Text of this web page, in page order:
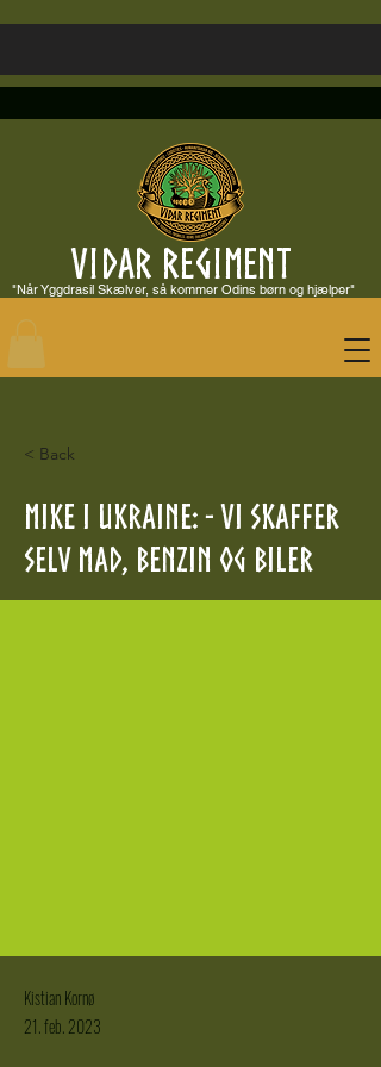
VIDAR REGIMENT
"Når Yggdrasil Skælver, så kommer Odins børn og hjælper"
< Back
Mike i Ukraine: - Vi skaffer
selv mad, benzin og biler
Kistian Kornø
21. feb. 2023